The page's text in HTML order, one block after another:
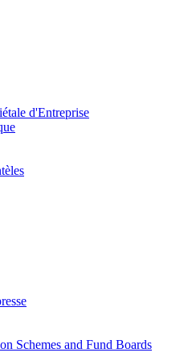
d'Entreprise
Schemes and Fund Boards